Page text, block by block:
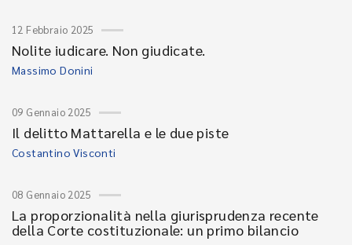
12 Febbraio 2025
Nolite iudicare. Non giudicate.
Massimo Donini
09 Gennaio 2025
Il delitto Mattarella e le due piste
Costantino Visconti
08 Gennaio 2025
La proporzionalità nella giurisprudenza recente
della Corte costituzionale: un primo bilancio